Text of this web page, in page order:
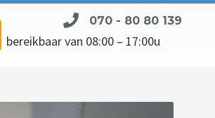
070 - 80 80 139
bereikbaar van 08:00 – 17:00u